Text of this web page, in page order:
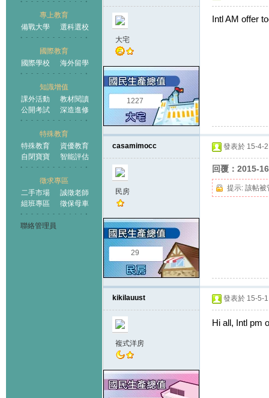
專上教育
備戰大學
選科選校
國際教育
國際學校
海外留學
知識增值
課外活動
教材閱讀
公開考試
深造進修
特殊教育
特殊教育
資優教育
自閉寶寶
智能評估
徵求專區
二手市場
誠徵老師
組班專區
徵保母車
聯絡管理員
大宅
1227
Intl AM offer
casamimocc
民房
29
發表於 15-4-
回覆：2015-
提示: 該帖被
kikilauust
複式洋房
發表於 15-5-
Hi all, Intl pm